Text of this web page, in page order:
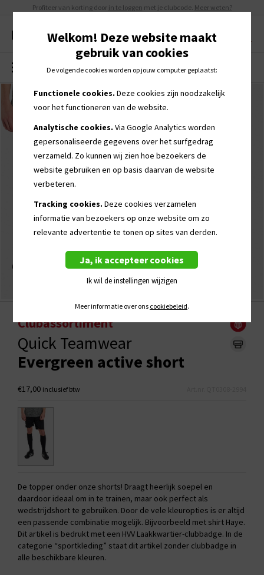
Profiteer van korting door in te loggen met je clubcode. Meer weten?
MENU 0
Clubassortiment
Quick Teamwear
Evergreen active short
€17,00 inclusief btw
De topper onder onze shorts! Draagt heerlijk soepel en
daardoor ideaal om in te trainen, maar ook perfect als
wedstrijdshort te gebruiken. Door de vele kleuropties is er altijd
een passende combinatie mogelijk. Bijvoorbeeld met shirt Haye.
Dit artikel is bedrukt met een HVV Laakkwartier-clubbadge. In de
categorie “sportkleding” staat dit artikel zonder clubbadge in
alle beschikbare kleuren.
Welkom! Deze website maakt
gebruik van cookies
De volgende cookies worden op jouw computer geplaatst:
Functionele cookies. Deze cookies zijn noodzakelijk
voor het functioneren van de website.
Analytische cookies. Via Google Analytics worden
gepersonaliseerde gegevens over het surfgedrag
verzameld. Zo kunnen wij zien hoe bezoekers de
website gebruiken en op basis daarvan de website
verbeteren.
Tracking cookies. Deze cookies verzamelen
informatie van bezoekers op onze website om zo
relevante advertentie te tonen op sites van derden.
Ja, ik accepteer cookies
Ik wil de instellingen wijzigen
Meer informatie over ons cookiebeleid.